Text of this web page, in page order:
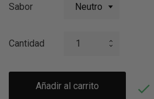
Sabor
Cantidad
Añadir al carrito 